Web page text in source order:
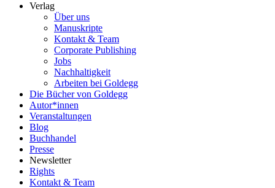
Verlag
Über uns
Manuskripte
Kontakt & Team
Corporate Publishing
Jobs
Nachhaltigkeit
Arbeiten bei Goldegg
Die Bücher von Goldegg
Autor*innen
Veranstaltungen
Blog
Buchhandel
Presse
Newsletter
Rights
Kontakt & Team